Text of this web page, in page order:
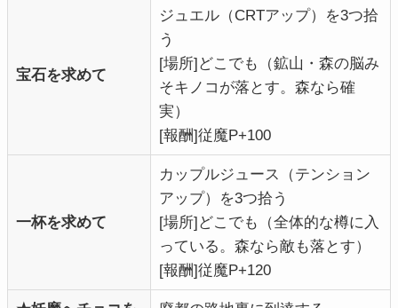
宝石を求めて
ジュエル（CRTアップ）を3つ拾
う
[場所]どこでも（鉱山・森の脳み
そキノコが落とす。森なら確
実）
[報酬]従魔P+100
一杯を求めて
カップルジュース（テンション
アップ）を3つ拾う
[場所]どこでも（全体的な樽に入
っている。森なら敵も落とす）
[報酬]従魔P+120